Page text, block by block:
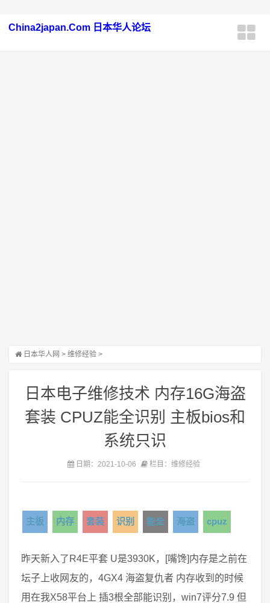
China2japan.Com 日本华人论坛
日本华人网 > 维修经验 >
日本电子维修技术 内存16G海盗
套装 CPUZ能全识别 主板bios和
系统只识
日期：2021-10-06 栏目：维修经验
主板 内存 套装 识别 能全 海盗 cpuz
昨天新入了R4E平套 U是3930K，[嘴馋]内存是之前在
坛子上收网友的，4GX4 海盗复仇者 内存收到的时候
用在我X58平台上 插3根全部能识别，win7评分7.9 但